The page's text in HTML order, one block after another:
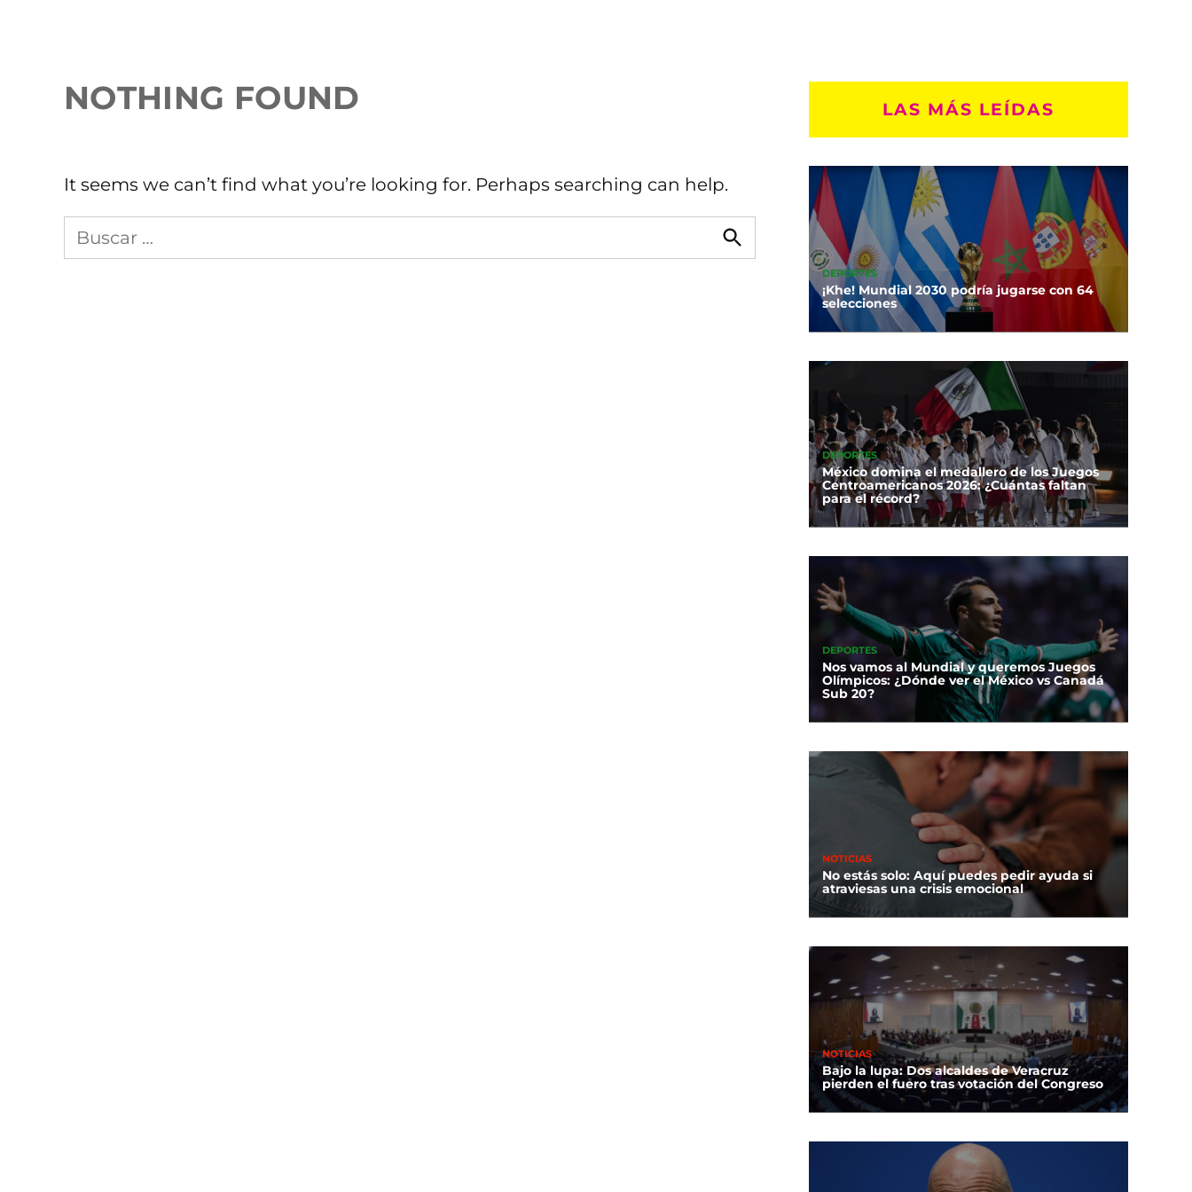
NOTHING FOUND
It seems we can’t find what you’re looking for. Perhaps searching can help.
Busca
en
Buscar
LAS MÁS LEÍDAS
DEPORTES
¡Khe! Mundial 2030 podría jugarse con 64
selecciones
DEPORTES
México domina el medallero de los Juegos
Centroamericanos 2026: ¿Cuántas faltan
para el récord?
DEPORTES
Nos vamos al Mundial y queremos Juegos
Olímpicos: ¿Dónde ver el México vs Canadá
Sub 20?
NOTICIAS
No estás solo: Aquí puedes pedir ayuda si
atraviesas una crisis emocional
NOTICIAS
Bajo la lupa: Dos alcaldes de Veracruz
pierden el fuero tras votación del Congreso